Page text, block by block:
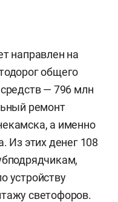
направлен на
общего
— 796 млн
ремонт
а именно
Из этих денег 108
устройству
светофоров.